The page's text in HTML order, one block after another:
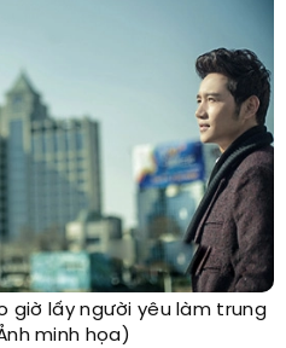
giờ lấy người yêu làm trung
minh họa)